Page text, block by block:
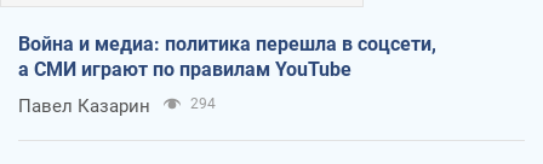
Война и медиа: политика перешла в соцсети,
а СМИ играют по правилам YouTube
Павел Казарин 294